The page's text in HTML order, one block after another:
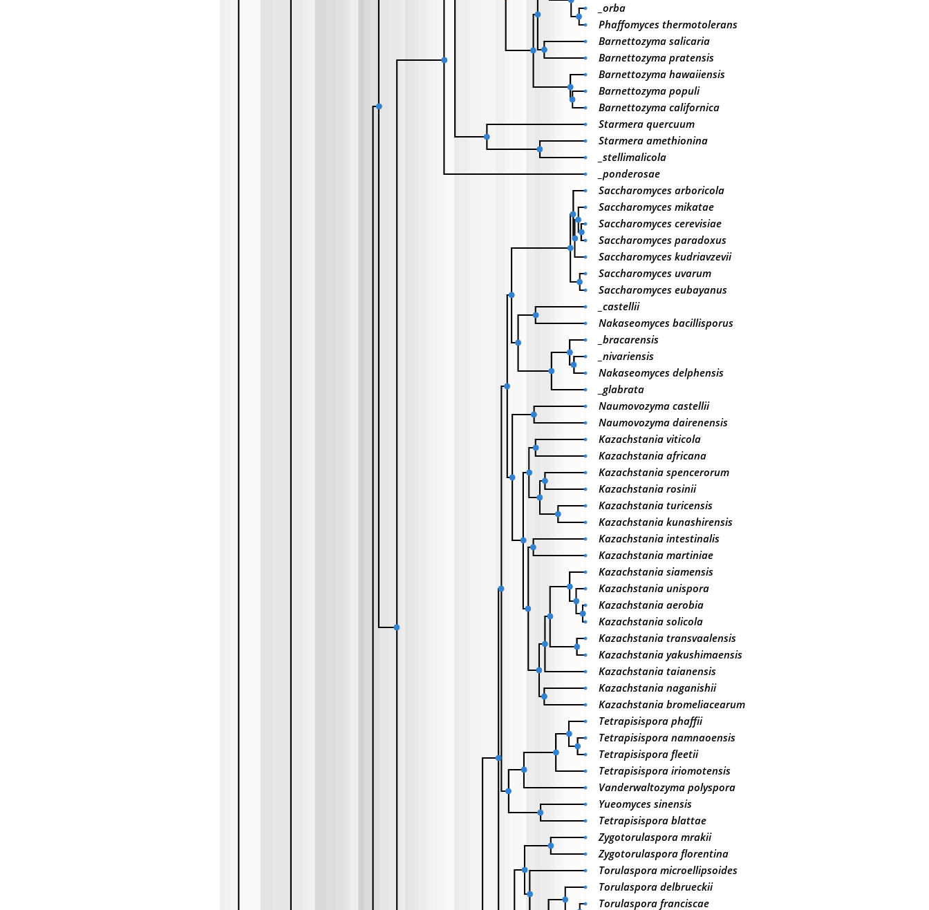
_orba
Phaffomyces thermotolerans
Barnettozyma salicaria
Barnettozyma pratensis
Barnettozyma hawaiiensis
Barnettozyma populi
Barnettozyma californica
Starmera quercuum
Starmera amethionina
_stellimalicola
_ponderosae
Saccharomyces arboricola
Saccharomyces mikatae
Saccharomyces cerevisiae
Saccharomyces paradoxus
Saccharomyces kudriavzevii
Saccharomyces uvarum
Saccharomyces eubayanus
_castellii
Nakaseomyces bacillisporus
_bracarensis
_nivariensis
Nakaseomyces delphensis
_glabrata
Naumovozyma castellii
Naumovozyma dairenensis
Kazachstania viticola
Kazachstania africana
Kazachstania spencerorum
Kazachstania rosinii
Kazachstania turicensis
Kazachstania kunashirensis
Kazachstania intestinalis
Kazachstania martiniae
Kazachstania siamensis
Kazachstania unispora
Kazachstania aerobia
Kazachstania solicola
Kazachstania transvaalensis
Kazachstania yakushimaensis
Kazachstania taianensis
Kazachstania naganishii
Kazachstania bromeliacearum
Tetrapisispora phaffii
Tetrapisispora namnaoensis
Tetrapisispora fleetii
Tetrapisispora iriomotensis
Vanderwaltozyma polyspora
Yueomyces sinensis
Tetrapisispora blattae
Zygotorulaspora mrakii
Zygotorulaspora florentina
Torulaspora microellipsoides
Torulaspora delbrueckii
Torulaspora franciscae